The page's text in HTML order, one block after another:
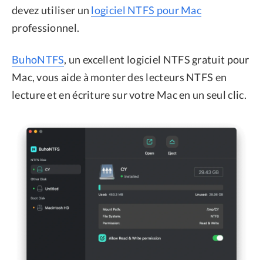
devez utiliser un logiciel NTFS pour Mac
professionnel.
BuhoNTFS, un excellent logiciel NTFS gratuit pour
Mac, vous aide à monter des lecteurs NTFS en
lecture et en écriture sur votre Mac en un seul clic.